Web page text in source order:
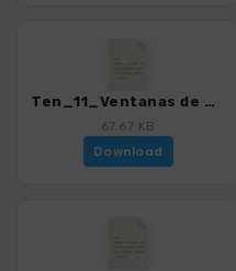
Ten_11_Ventanas de Gueimar.gpx
67.67 KB
Download